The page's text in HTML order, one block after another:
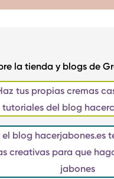
la tienda y blogs de